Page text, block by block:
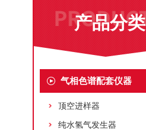
产品分类
气相色谱配套仪器
顶空进样器
纯水氢气发生器